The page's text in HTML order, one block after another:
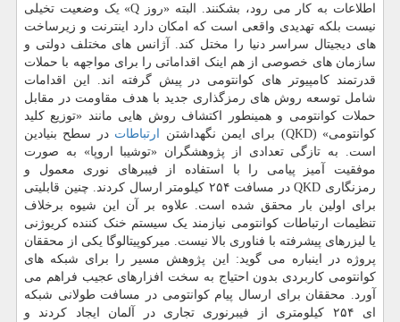
اطلاعات به کار می رود، بشکنند. البته «روز Q» یک وضعیت تخیلی
نیست بلکه تهدیدی واقعی است که امکان دارد اینترنت و زیرساخت
های دیجیتال سراسر دنیا را مختل کند. آژانس های مختلف دولتی و
سازمان های خصوصی از هم اینک اقداماتی را برای مواجهه با حملات
قدرتمند کامپیوتر های کوانتومی در پیش گرفته اند. این اقدامات
شامل توسعه روش های رمزگذاری جدید با هدف مقاومت در مقابل
حملات کوانتومی و همینطور اکتشاف روش هایی مانند «توزیع کلید
کوانتومی» (QKD) برای ایمن نگهداشتن
ارتباطات در سطح بنیادین
است. به تازگی تعدادی از پژوهشگران «توشیبا اروپا» به صورت
موفقیت آمیز پیامی را با استفاده از فیبرهای نوری معمول و
رمزنگاری QKD در مسافت ۲۵۴ کیلومتر ارسال کردند. چنین قابلیتی
برای اولین بار محقق شده است. علاوه بر آن این شیوه برخلاف
تنظیمات ارتباطات کوانتومی نیازمند یک سیستم خنک کننده کریوژنی
یا لیزرهای پیشرفته با فناوری بالا نیست. میرکوپیتالوگا یکی از محققان
پروژه در اینباره می گوید: این پژوهش مسیر را برای شبکه های
کوانتومی کاربردی بدون احتیاج به سخت افزارهای عجیب فراهم می
آورد. محققان برای ارسال پیام کوانتومی در مسافت طولانی شبکه
ای ۲۵۴ کیلومتری از فیبرنوری تجاری در آلمان ایجاد کردند و